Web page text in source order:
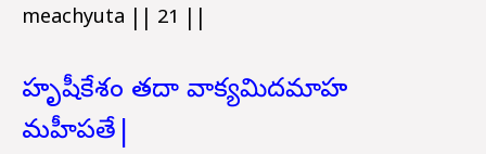
meachyuta || 21 ||
హృషీకేశం తదా వాక్యమిదమాహ
మహీపతే|